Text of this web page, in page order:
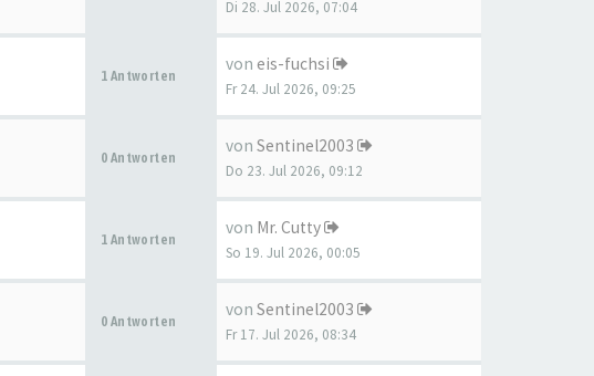
Di 28. Jul 2026, 07:04
1 Antworten
von eis-fuchsi
Fr 24. Jul 2026, 09:25
0 Antworten
von Sentinel2003
Do 23. Jul 2026, 09:12
1 Antworten
von Mr. Cutty
So 19. Jul 2026, 00:05
0 Antworten
von Sentinel2003
Fr 17. Jul 2026, 08:34